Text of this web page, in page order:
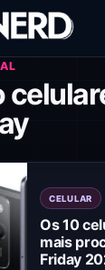
CELULAR
Os 10
mais
Friday